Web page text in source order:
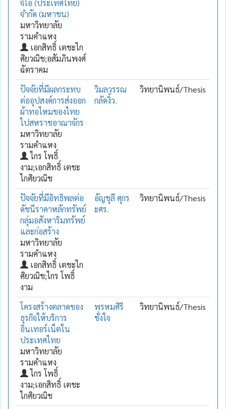
จีไอ (ประเทศไทย)
จำกัด (มหาชน)
มหาวิทยาลัย
รามคำแหง
เอกสิทธิ์ เตชะไก
ศิยวณิช;อสัมภินพงศ์
ฉัตราคม
ปัจจัยที่มีผลกระทบ
ต่ออุปสงค์การส่งออก
ผ้าทอไหมของไทย
ไปสหราชอาณาจักร
มหาวิทยาลัย
รามคำแหง
ไกร โพธิ์
งาม;เอกสิทธิ์ เตชะ
ไกศิยวณิช
วิมลวรรณ
กลัดงิ้ว.
วิทยานิพนธ์/Thesis
ปัจจัยที่มีอิทธิพลต่อ
ดัชนีราคาหลักทรัพย์
กลุ่มอสังหาริมทรัพย์
และก่อสร้าง
มหาวิทยาลัย
รามคำแหง
เอกสิทธิ์ เตชะไก
ศิยวณิช;ไกร โพธิ์
งาม
อัญชุลี ศุกร
ะศร.
วิทยานิพนธ์/Thesis
โครงสร้างตลาดของ
ธุรกิจให้บริการ
อินเทอร์เน็ตใน
ประเทศไทย
มหาวิทยาลัย
รามคำแหง
ไกร โพธิ์
งาม;เอกสิทธิ์ เตชะ
ไกศิยวณิช
พรหมศิริ
ชั่งใจ
วิทยานิพนธ์/Thesis